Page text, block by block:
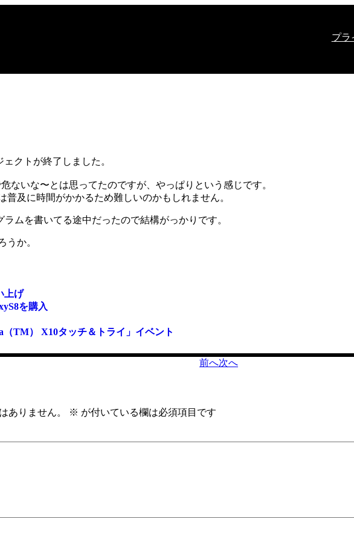
プラ
ェクトが終了しました。
ないな〜とは思ってたのですが、やっぱりという感じです。
普及に時間がかかるため難しいのかもしれません。
ラムを書いてる途中だったので結構がっかりです。
うか。
上げ
を購入
TM） X10タッチ＆トライ」イベント
前へ次へ
ありません。 ※ が付いている欄は必須項目です